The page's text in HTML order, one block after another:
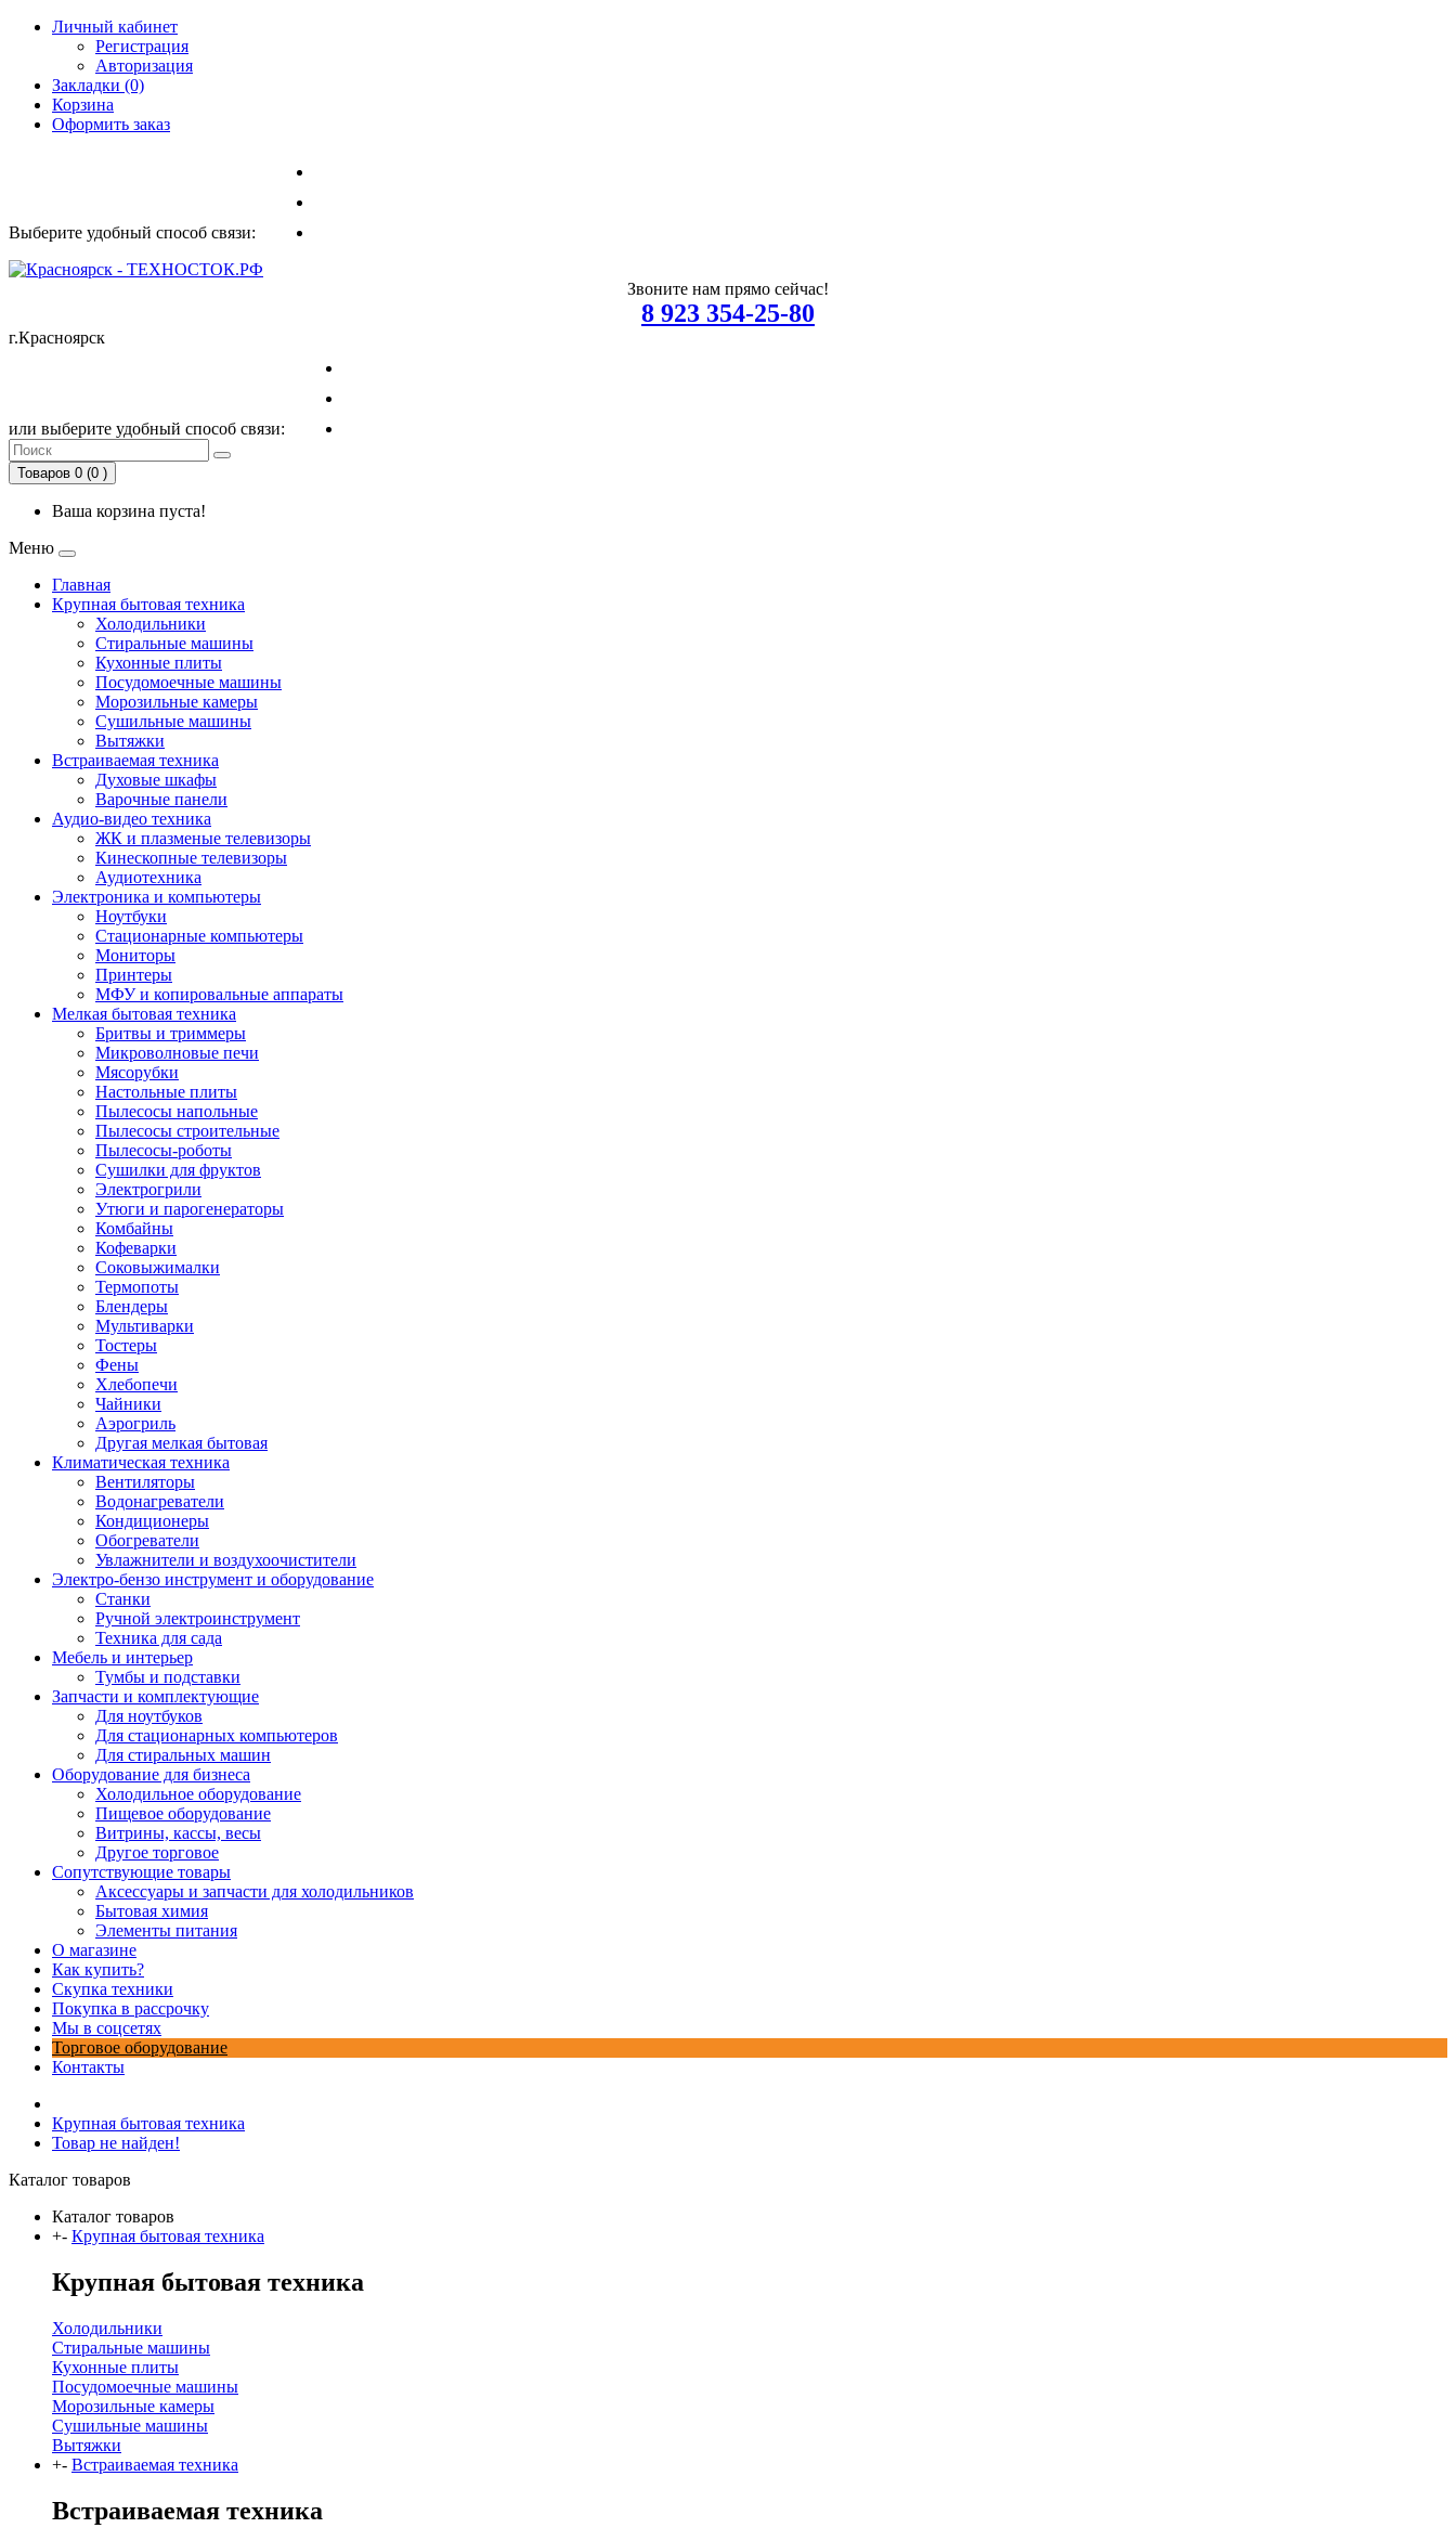
Личный кабинет
Регистрация
Авторизация
Закладки (0)
Корзина
Оформить заказ
Выберите удобный способ связи:
Звоните нам прямо сейчас!
8 923 354-25-80
г.Красноярск
или выберите удобный способ связи:
Товаров 0 (0 )
Ваша корзина пуста!
Меню
Главная
Крупная бытовая техника
Холодильники
Стиральные машины
Кухонные плиты
Посудомоечные машины
Морозильные камеры
Сушильные машины
Вытяжки
Встраиваемая техника
Духовые шкафы
Варочные панели
Аудио-видео техника
ЖК и плазменые телевизоры
Кинескопные телевизоры
Аудиотехника
Электроника и компьютеры
Ноутбуки
Стационарные компьютеры
Мониторы
Принтеры
МФУ и копировальные аппараты
Мелкая бытовая техника
Бритвы и триммеры
Микроволновые печи
Мясорубки
Настольные плиты
Пылесосы напольные
Пылесосы строительные
Пылесосы-роботы
Сушилки для фруктов
Электрогрили
Утюги и парогенераторы
Комбайны
Кофеварки
Соковыжималки
Термопоты
Блендеры
Мультиварки
Тостеры
Фены
Хлебопечи
Чайники
Аэрогриль
Другая мелкая бытовая
Климатическая техника
Вентиляторы
Водонагреватели
Кондиционеры
Обогреватели
Увлажнители и воздухоочистители
Электро-бензо инструмент и оборудование
Станки
Ручной электроинструмент
Техника для сада
Мебель и интерьер
Тумбы и подставки
Запчасти и комплектующие
Для ноутбуков
Для стационарных компьютеров
Для стиральных машин
Оборудование для бизнеса
Холодильное оборудование
Пищевое оборудование
Витрины, кассы, весы
Другое торговое
Сопутствующие товары
Аксессуары и запчасти для холодильников
Бытовая химия
Элементы питания
О магазине
Как купить?
Скупка техники
Покупка в рассрочку
Мы в соцсетях
Торговое оборудование
Контакты
Крупная бытовая техника
Товар не найден!
Каталог товаров
Каталог товаров
+- Крупная бытовая техника
Крупная бытовая техника
Холодильники
Стиральные машины
Кухонные плиты
Посудомоечные машины
Морозильные камеры
Сушильные машины
Вытяжки
+- Встраиваемая техника
Встраиваемая техника